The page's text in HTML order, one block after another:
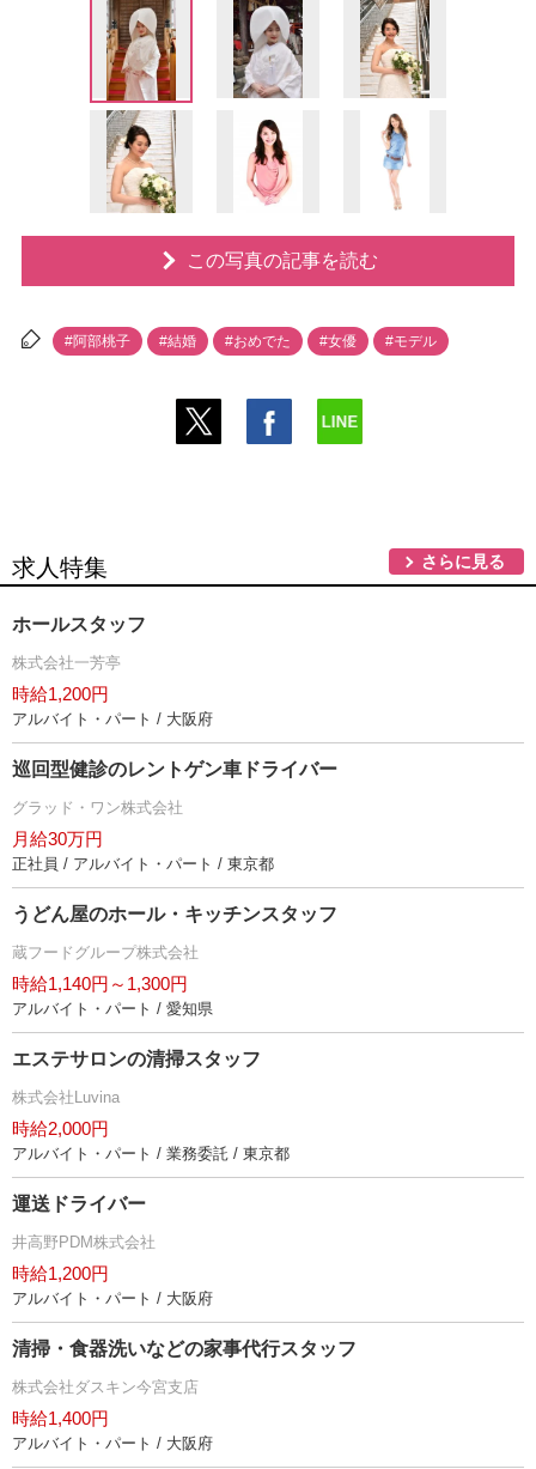
この写真の記事を読む
#阿部桃子 #結婚 #おめでた #女優 #モデル
求人特集 さらに見る
ホールスタッフ
株式会社一芳亭
時給1,200円
アルバイト・パート / 大阪府
巡回型健診のレントゲン車ドライバー
グラッド・ワン株式会社
月給30万円
正社員 / アルバイト・パート / 東京都
うどん屋のホール・キッチンスタッフ
蔵フードグループ株式会社
時給1,140円～1,300円
アルバイト・パート / 愛知県
エステサロンの清掃スタッフ
株式会社Luvina
時給2,000円
アルバイト・パート / 業務委託 / 東京都
運送ドライバー
井高野PDM株式会社
時給1,200円
アルバイト・パート / 大阪府
清掃・食器洗いなどの家事代行スタッフ
株式会社ダスキン今宮支店
時給1,400円
アルバイト・パート / 大阪府